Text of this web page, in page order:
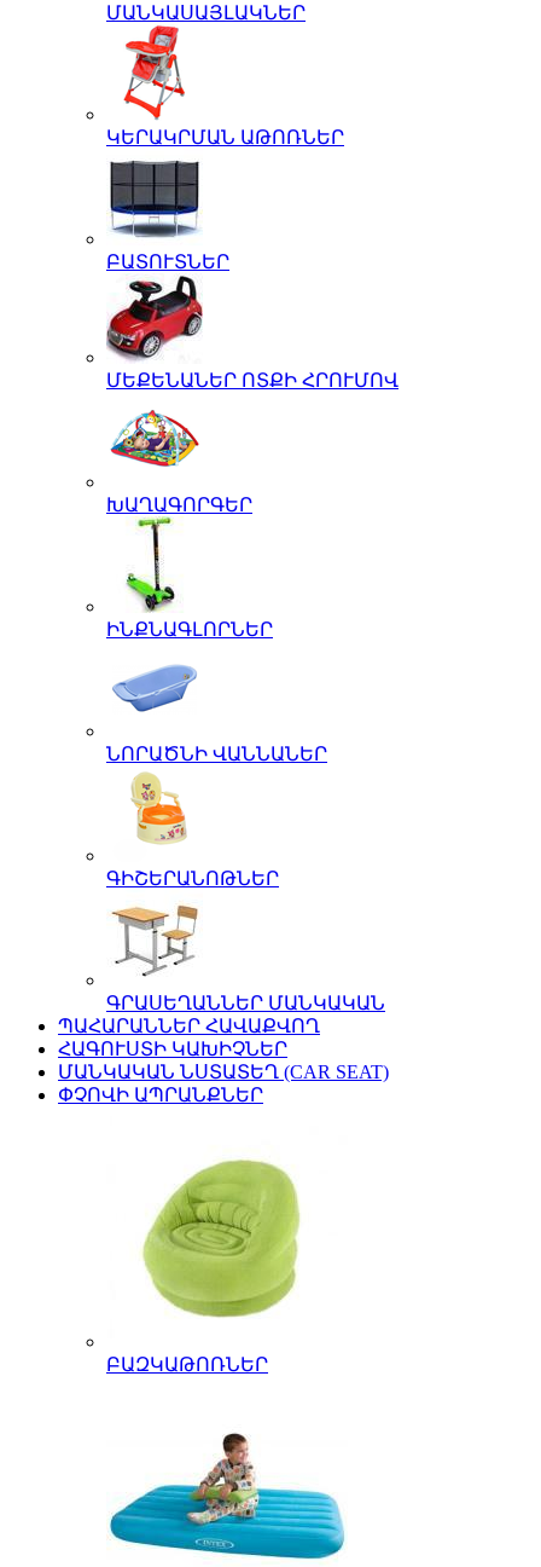
ՄԱՆԿԱՍԱՅԼԱԿՆԵՐ
ԿԵՐԱԿՐՄԱՆ ԱԹՈՌՆԵՐ
ԲԱՏՈՒՏՆԵՐ
ՄԵՔԵՆԱՆԵՐ ՈՏՔԻ ՀՐՈՒՄՈՎ
ԽԱՂԱԳՈՐԳԵՐ
ԻՆՔՆԱԳԼՈՐՆԵՐ
ՆՈՐԱԾՆԻ ՎԱՆՆԱՆԵՐ
ԳԻՇԵՐԱՆՈԹՆԵՐ
ԳՐԱՍԵՂԱՆՆԵՐ ՄԱՆԿԱԿԱՆ
ՊԱՀԱՐԱՆՆԵՐ ՀԱՎԱՔՎՈՂ
ՀԱԳՈՒՍՏԻ ԿԱԽԻՉՆԵՐ
ՄԱՆԿԱԿԱՆ ՆՍՏԱՏԵՂ (CAR SEAT)
ՓՉՈՎԻ ԱՊՐԱՆՔՆԵՐ
ԲԱԶԿԱԹՈՌՆԵՐ